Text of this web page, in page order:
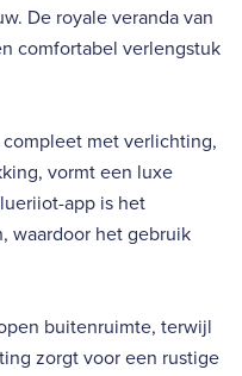
De royale veranda van
comfortabel verlengstuk
compleet met verlichting,
vormt een luxe
app is het
waardoor het gebruik
buitenruimte, terwijl
zorgt voor een rustige